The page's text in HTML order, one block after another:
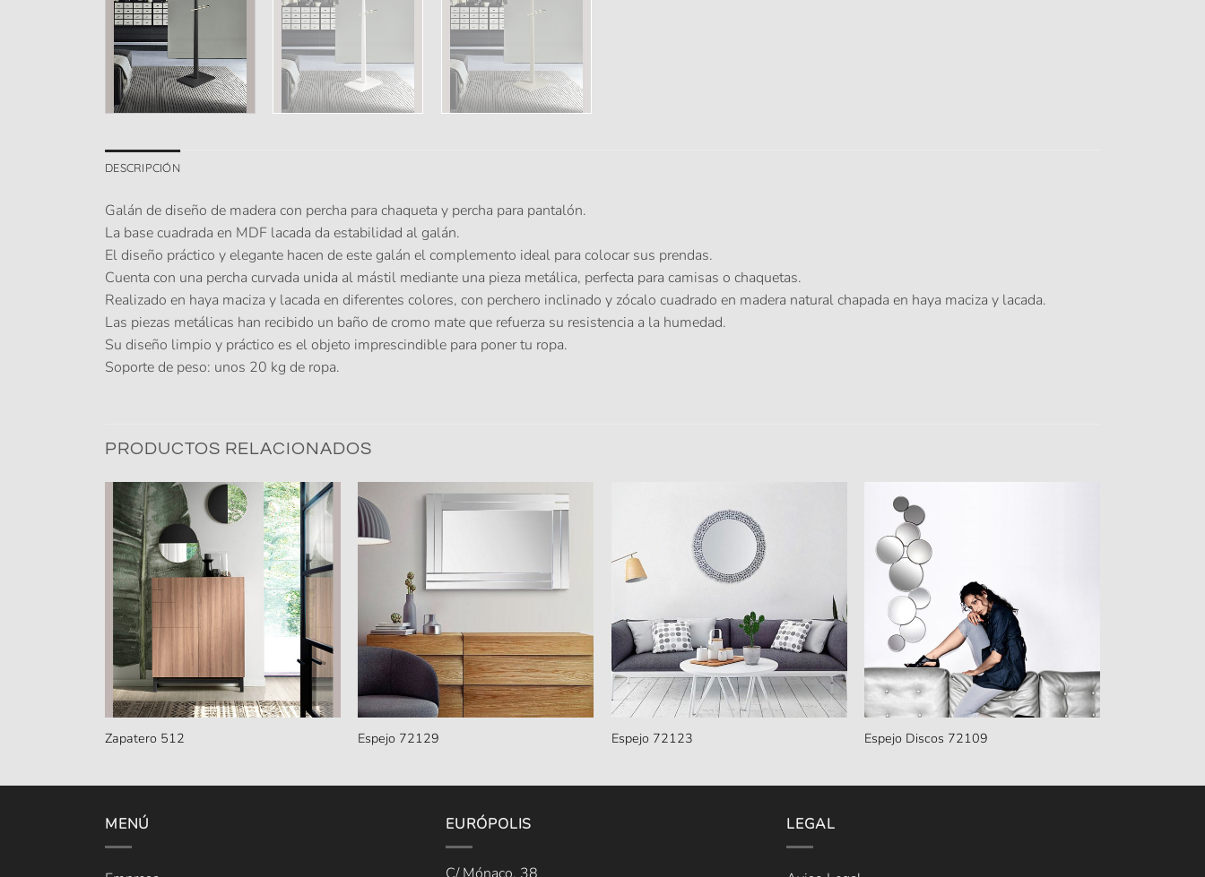
DESCRIPCIÓN
Galán de diseño de madera con percha para chaqueta y percha para pantalón.
La base cuadrada en MDF lacada da estabilidad al galán.
El diseño práctico y elegante hacen de este galán el complemento ideal para colocar sus prendas.
Cuenta con una percha curvada unida al mástil mediante una pieza metálica, perfecta para camisas o chaquetas.
Realizado en haya maciza y lacada en diferentes colores, con perchero inclinado y zócalo cuadrado en madera natural chapada en haya maciza y lacada.
Las piezas metálicas han recibido un baño de cromo mate que refuerza su resistencia a la humedad.
Su diseño limpio y práctico es el objeto imprescindible para poner tu ropa.
Soporte de peso: unos 20 kg de ropa.
PRODUCTOS RELACIONADOS
Zapatero 512 Espejo 72129 Espejo 72123 Espejo Discos 72109
MENÚ EURÓPOLIS LEGAL